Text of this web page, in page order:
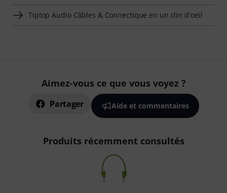
Tiptop Audio Câbles & Connectique en un clin d'oeil
Aimez-vous ce que vous voyez ?
Partager Aide et commentaires
Produits récemment consultés